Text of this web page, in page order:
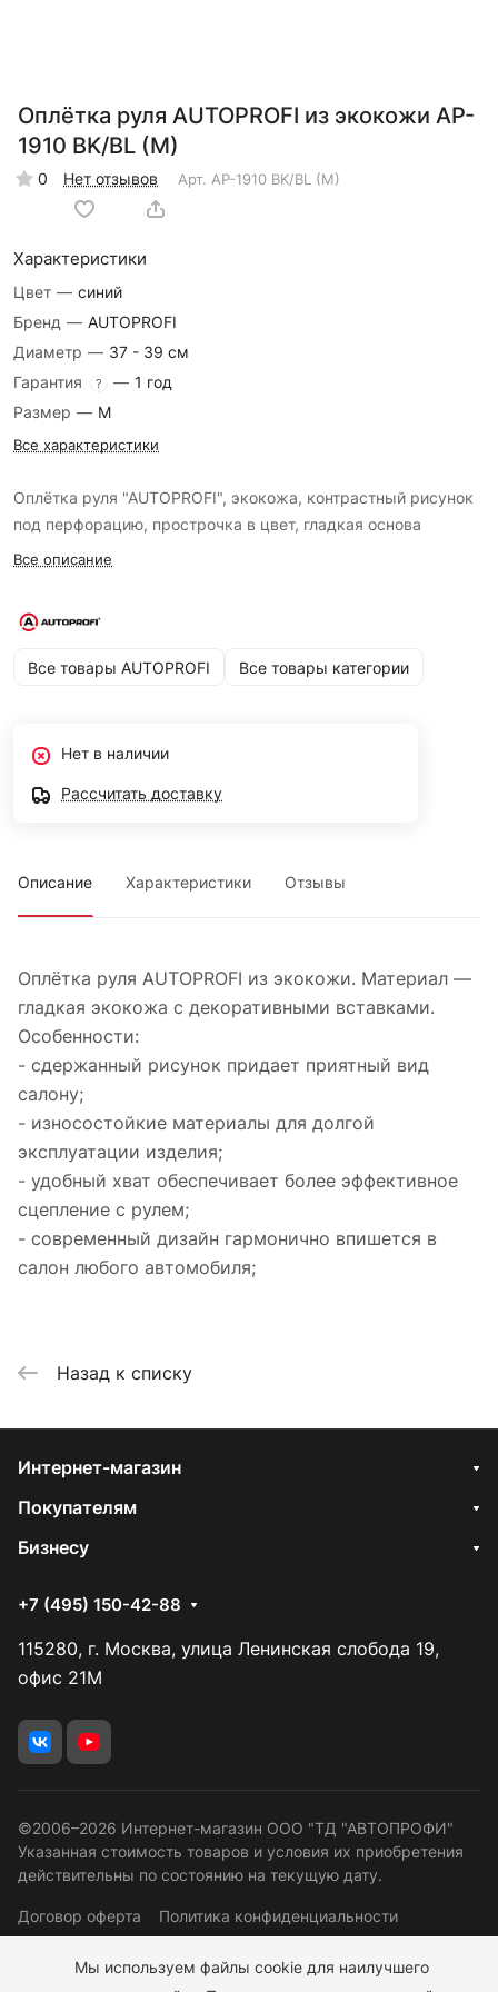
Оплётка руля AUTOPROFI из экокожи AP-
1910 BK/BL (M)
0 Нет отзывов Арт. AP-1910 BK/BL (M)
Характеристики
Цвет — синий
Бренд — AUTOPROFI
Диаметр — 37 - 39 см
Гарантия
? — 1 год
Размер — M
Все характеристики
Оплётка руля "AUTOPROFI", экокожа, контрастный рисунок
под перфорацию, прострочка в цвет, гладкая основа
Все описание
Все товары AUTOPROFI Все товары категории
Нет в наличии
Рассчитать доставку
Описание Характеристики Отзывы
Оплётка руля AUTOPROFI из экокожи. Материал —
гладкая экокожа с декоративными вставками.
Особенности:
- сдержанный рисунок придает приятный вид
салону;
- износостойкие материалы для долгой
эксплуатации изделия;
- удобный хват обеспечивает более эффективное
сцепление с рулем;
- современный дизайн гармонично впишется в
салон любого автомобиля;
Назад к списку
Интернет-магазин
Покупателям
Бизнесу
+7 (495) 150-42-88
115280, г. Москва, улица Ленинская слобода 19,
офис 21М
©2006–2026 Интернет-магазин ООО "ТД "АВТОПРОФИ"
Указанная стоимость товаров и условия их приобретения
действительны по состоянию на текущую дату.
Договор оферта
Политика конфиденциальности
Согласие ОПДМы используем файлы cookie для наилучшего